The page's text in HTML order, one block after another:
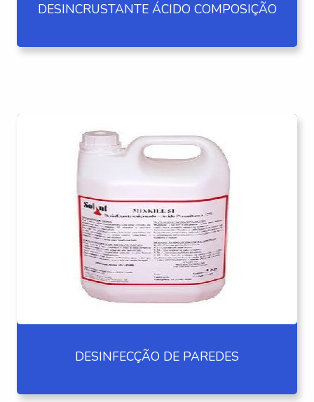
DESINCRUSTANTE ÁCIDO COMPOSIÇÃO
DESINFECÇÃO DE PAREDES